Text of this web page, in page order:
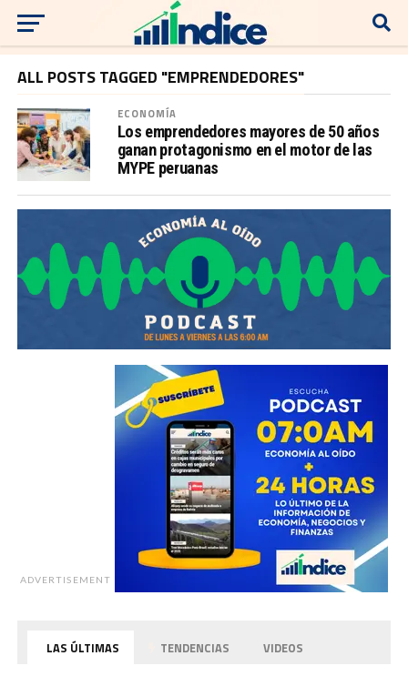
ALL POSTS TAGGED "EMPRENDEDORES"
ECONOMÍA
Los emprendedores mayores de 50 años
ganan protagonismo en el motor de las
MYPE peruanas
ADVERTISEMENT
LAS ÚLTIMAS TENDENCIAS VIDEOS